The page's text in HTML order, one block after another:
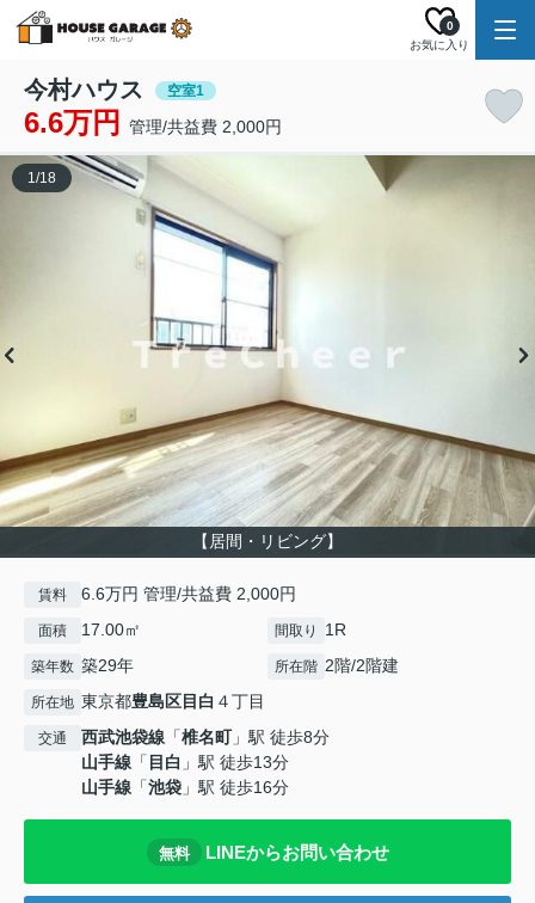
お気に入り
0
今村ハウス 空室1
6.6万円 管理/共益費 2,000円
【居間・リビング】
1/18
賃料 6.6万円 管理/共益費 2,000円
面積 17.00㎡ 間取り 1R
築年数 築29年 所在階 2階/2階建
所在地 東京都豊島区目白 ４丁目
交通 西武池袋線 「椎名町」駅 徒歩8分
山手線 「 目白 」駅 徒歩13分
山手線 「池袋 」駅 徒歩16分
無料 LINEからお問い合わせ